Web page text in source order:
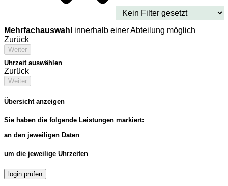
Mehrfachauswahl innerhalb einer Abteilung möglich
Zurück
Weiter
Uhrzeit auswählen
Zurück
Weiter
Übersicht anzeigen
Sie haben die folgende Leistungen markiert:
an den jeweiligen Daten
um die jeweilige Uhrzeiten
login prüfen